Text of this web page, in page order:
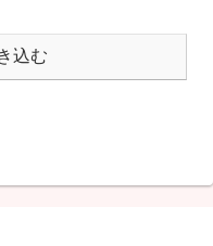
込む